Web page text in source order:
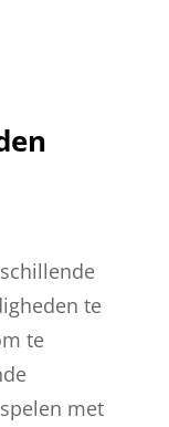
te
te
met